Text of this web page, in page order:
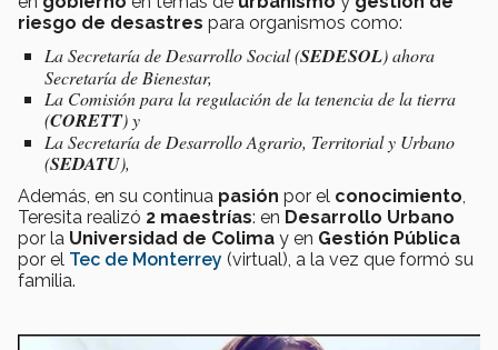
riesgo de desastres para organismos como:
La Secretaría de Desarrollo Social (SEDESOL) ahora
Secretaría de Bienestar,
La Comisión para la regulación de la tenencia de la tierra
(CORETT) y
La Secretaría de Desarrollo Agrario, Territorial y Urbano
(SEDATU),
Además, en su continua pasión por el conocimiento
Teresita realizó 2 maestrías: en Desarrollo Urbano
por la Universidad de Colima y en Gestión Pública
por el Tec de Monterrey (virtual), a la vez que formó su
familia.